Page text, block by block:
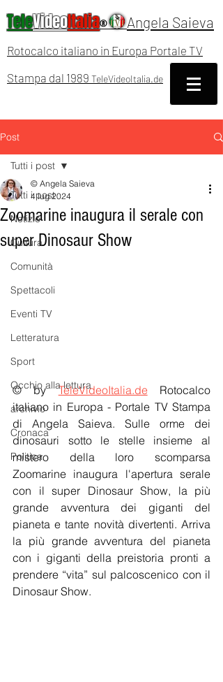
TeleVideoItalia® Angela Saieva
Rotocalco italiano in Europa Portale TV
Stampa dal 1989 TeleVideoItalia.de
Post
Tutti i post
Notizie
Cultura
Comunità
Spettacoli
Eventi TV
Letteratura
Sport
Occhio alla lettura
archivio
Cronaca
Politica
Tutti i post
Zoomarine inaugura il serale con
super Dinosaur Show
© Angela Saieva
4 lug 2024
© by TeleVideoItalia.de Rotocalco
italiano in Europa - Portale TV Stampa
di Angela Saieva. Sulle orme dei
dinosauri sotto le stelle insieme al
mistero della loro scomparsa
Zoomarine inaugura l'apertura serale
con il super Dinosaur Show, la più
grande avventura dei giganti del
pianeta e tante novità divertenti. Arriva
la più grande avventura del pianeta
con i giganti della preistoria pronti a
prendere “vita” sul palcoscenico con il
Dinosaur Show.